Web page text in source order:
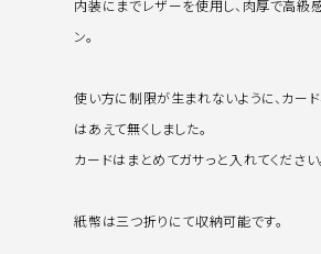
内装にまでレザーを使用し、肉厚で高級
ン。
使い方に制限が生まれないように、カー
はあえて無くしました。
カードはまとめてガサっと入れてください
紙幣は三つ折りにて収納可能です。